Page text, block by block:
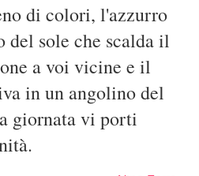
di colori, l'azzurro
sole che scalda il
a voi vicine e il
in un angolino del
giornata vi porti